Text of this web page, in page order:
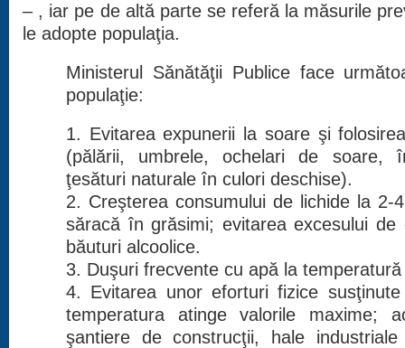
– , iar pe de altă parte se referă la măsurile
le adopte populaţia.
Ministerul Sănătăţii Publice face
populaţie:
1. Evitarea expunerii la soare şi
(pălării, umbrele, ochelari de soare,
ţesături naturale în culori deschise).
2. Creşterea consumului de lichide la
săracă în grăsimi; evitarea excesului
băuturi alcoolice.
3. Duşuri frecvente cu apă la
4. Evitarea unor eforturi fizice
temperatura atinge valorile maxime;
şantiere de construcţii, hale